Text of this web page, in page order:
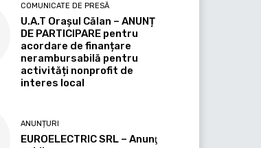
COMUNICATE DE PRESĂ
U.A.T Orașul Călan – ANUNȚ
DE PARTICIPARE pentru
acordare de finanțare
nerambursabilă pentru
activități nonprofit de
interes local
ANUNȚURI
EUROELECTRIC SRL – Anunţ